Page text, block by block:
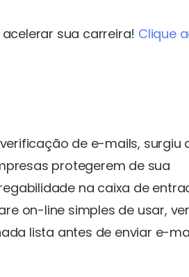
sua carreira! Clique
de e-mails, surgiu
protegerem de sua
na caixa de
on-line simples de usar,
lista antes de enviar e-